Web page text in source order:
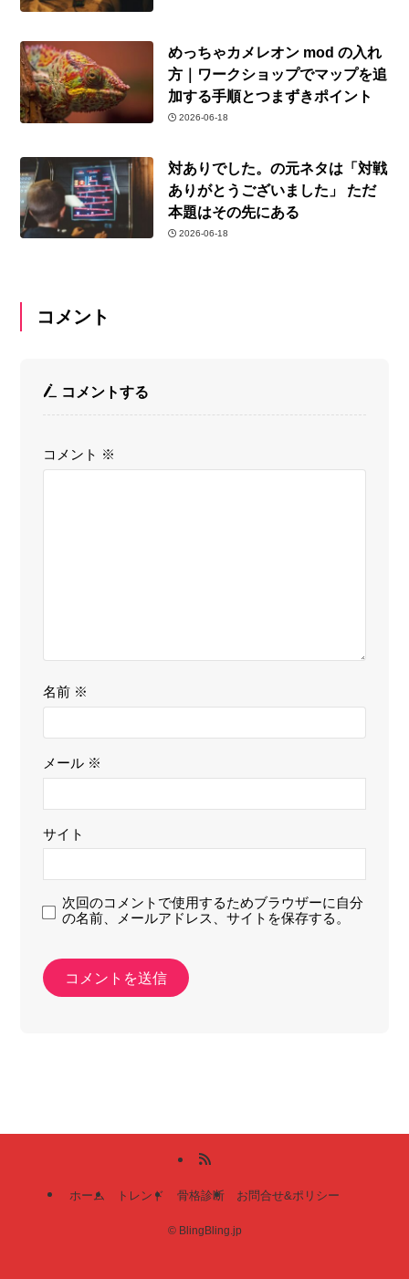
めっちゃカメレオン mod の入れ
方｜ワークショップでマップを追
加する手順とつまずきポイント
2026-06-18
対ありでした。の元ネタは「対戦
ありがとうございました」 ただ
本題はその先にある
2026-06-18
コメント
コメントする
コメント ※
名前 ※
メール ※
サイト
次回のコメントで使用するためブラウザーに自分
の名前、メールアドレス、サイトを保存する。
ホーム トレンド 骨格診断 お問合せ&ポリシー
©BlingBling.jp